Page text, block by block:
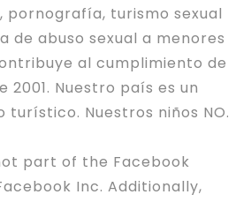
pornografía, turismo sexual
de abuso sexual a menores
al cumplimiento de
2001. Nuestro país es un
turístico. Nuestros niños NO.
part of the Facebook
Inc. Additionally,